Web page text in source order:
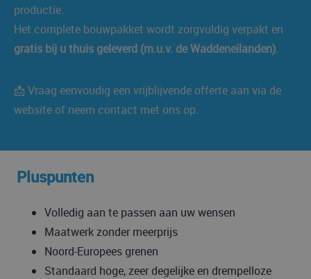
productie.
Het complete bouwpakket wordt zorgvuldig verpakt en
gratis bij u thuis geleverd (m.u.v. de Waddeneilanden).
📩 Vraag eenvoudig een vrijblijvende offerte aan via de
website of neem contact met ons op.
Pluspunten
Volledig aan te passen aan uw wensen
Maatwerk zonder meerprijs
Noord-Europees grenen
Standaard hoge, zeer degelijke en drempelloze